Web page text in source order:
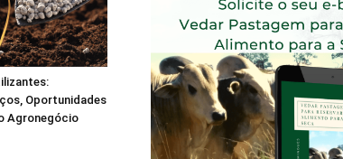
Oportunidades
Agronegócio